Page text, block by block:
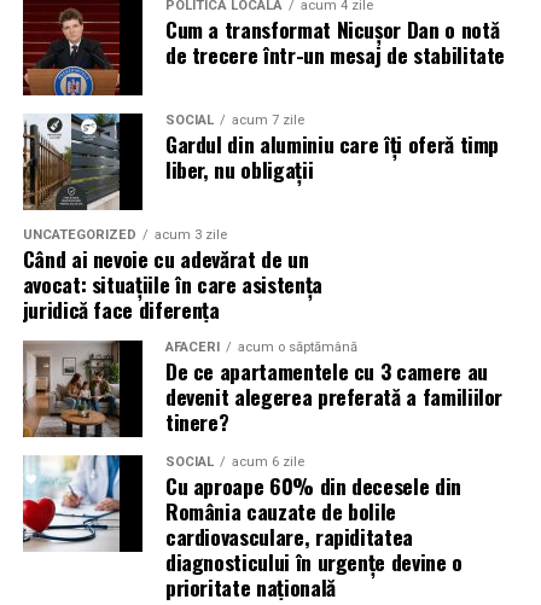
fost posibilă datorită sprijinului acordat de Agenția
Națională pentru Sport, instituție care susține
dezvoltarea și reprezentarea internațională a padbolului
românesc.
Totodată,Christian Tour, Partener Oficial al Federației
Române de Padbol pentru al doilea an consecutiv, a
României la acest important eveniment internațional,
contribuind la participarea sportivilor români în cele
mai bune condiții.
Prin câștigarea titlului deCampioană Internațională
titlului deVicecampioană Internaționalăși prin
desemnarea lui
Floris Stănculea
International Padbol Cup Sardinia 2026
demonstrează că performanța nu este întâmplătoare.
Ea este rezultatul unei strategii, al unei munci susținute
și al unor oameni care au avut curajul să creadă că un
sport tânăr poate aduce României prestigiu
locale și selecție pentru loturile naționale, Valea Jiului
poate deveni un nou pol de performanță în Padbolul
românesc.
POLITICĂ LOCALĂ acum 4 zile
Cum a transformat Nicușor Dan o notă
de trecere într-un mesaj de stabilitate
SOCIAL acum 7 zile
Gardul din aluminiu care îți oferă timp
liber, nu obligații
UNCATEGORIZED acum 3 zile
Când ai nevoie cu adevărat de un
avocat: situațiile în care asistența
juridică face diferența
AFACERI acum o săptămână
De ce apartamentele cu 3 camere au
devenit alegerea preferată a familiilor
tinere?
SOCIAL acum 6 zile
Cu aproape 60% din decesele din
România cauzate de bolile
cardiovasculare, rapiditatea
diagnosticului în urgențe devine o
prioritate națională